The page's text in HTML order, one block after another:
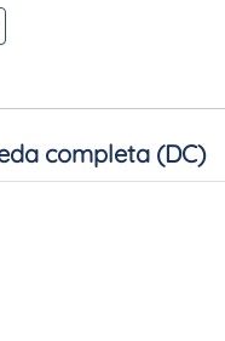
completa (DC)